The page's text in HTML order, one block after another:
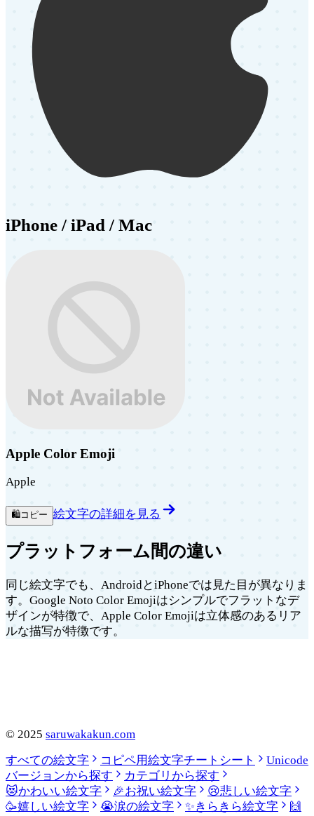
iPhone / iPad / Mac
Apple Color Emoji
Apple
🛍️コピー 絵文字の詳細を見る
プラットフォーム間の違い
同じ絵文字でも、AndroidとiPhoneでは見た目が異なりま
す。Google Noto Color Emojiはシンプルでフラットなデ
ザインが特徴で、Apple Color Emojiは立体感のあるリア
ルな描写が特徴です。
© 2025 saruwakakun.com
すべての絵文字
コピペ用絵文字チートシート
Unicode
バージョンから探す
カテゴリから探す
😻かわいい絵文字 🎉お祝い絵文字 😢悲しい絵文字
🥳嬉しい絵文字 😭涙の絵文字 ✨きらきら絵文字
🙌